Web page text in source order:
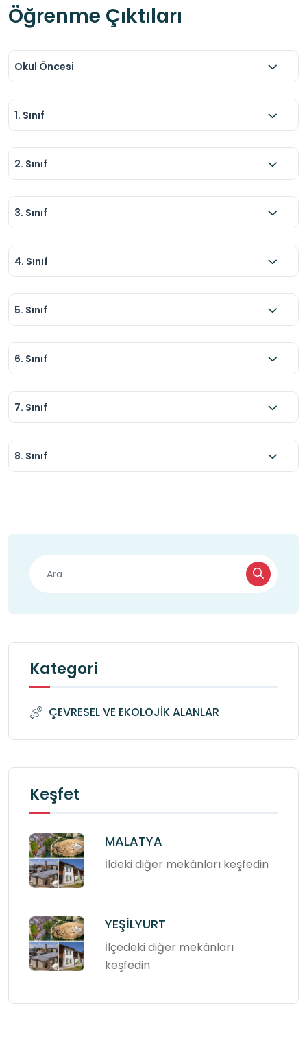
Öğrenme Çıktıları
Okul Öncesi
1. Sınıf
2. Sınıf
3. Sınıf
4. Sınıf
5. Sınıf
6. Sınıf
7. Sınıf
8. Sınıf
Kategori
ÇEVRESEL VE EKOLOJİK ALANLAR
Keşfet
MALATYA
İldeki diğer mekânları keşfedin
YEŞİLYURT
İlçedeki diğer mekânları
keşfedin